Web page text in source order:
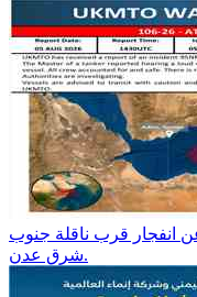
عن انفجار قرب ناقلة جنوب
شرق عدن.